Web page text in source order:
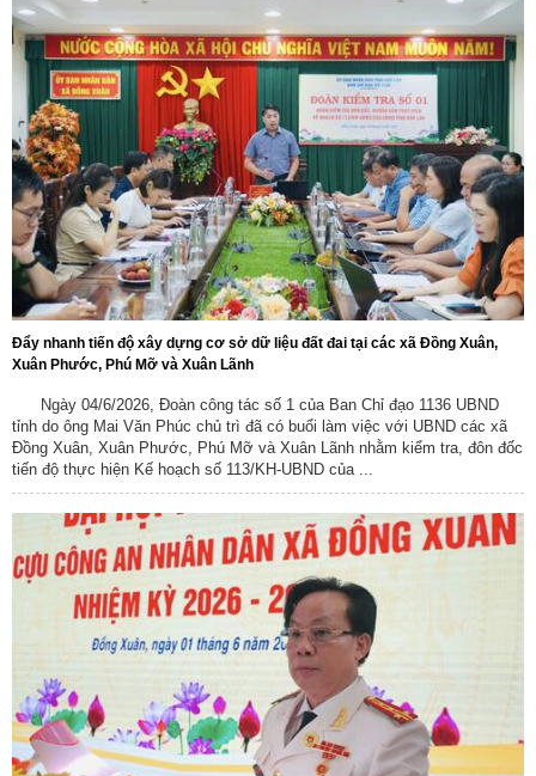
Đẩy nhanh tiến độ xây dựng cơ sở dữ liệu đất đai tại các xã Đồng Xuân,
Xuân Phước, Phú Mỡ và Xuân Lãnh
Ngày 04/6/2026, Đoàn công tác số 1 của Ban Chỉ đạo 1136 UBND
tỉnh do ông Mai Văn Phúc chủ trì đã có buổi làm việc với UBND các xã
Đồng Xuân, Xuân Phước, Phú Mỡ và Xuân Lãnh nhằm kiểm tra, đôn đốc
tiến độ thực hiện Kế hoạch số 113/KH-UBND của ...